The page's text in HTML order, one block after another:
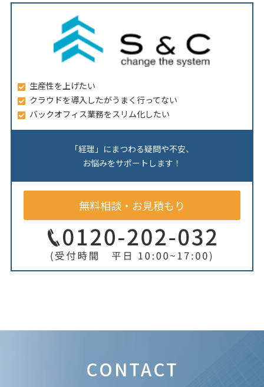
生産性を上げたい
クラウドを導入したがうまく行ってない
バックオフィス業務をスリム化したい
「経理」にまつわる疑問や不安、
お悩みをサポートします！
無料相談・お見積もり
CONTACT